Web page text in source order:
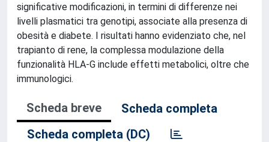
significative modificazioni, in termini di differenze nei
livelli plasmatici tra genotipi, associate alla presenza di
obesità e diabete. I risultati hanno evidenziato che, nel
trapianto di rene, la complessa modulazione della
funzionalità HLA-G include effetti metabolici, oltre che
immunologici.
Scheda breve
Scheda completa
Scheda completa (DC)